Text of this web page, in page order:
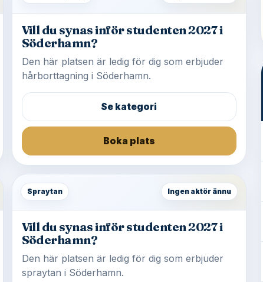
Vill du synas inför studenten 2027 i
Söderhamn?
Den här platsen är ledig för dig som erbjuder
hårborttagning i Söderhamn.
Se kategori
Boka plats
Spraytan Ingen aktör ännu
Vill du synas inför studenten 2027 i
Söderhamn?
Den här platsen är ledig för dig som erbjuder
spraytan i Söderhamn.